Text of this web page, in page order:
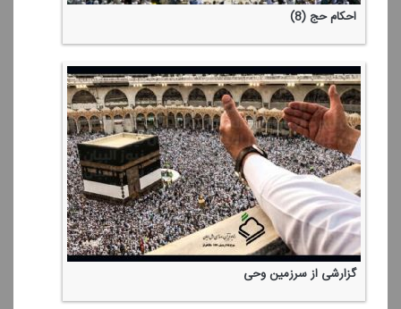
احكام حج (8)
گزارشی از سرزمین وحی